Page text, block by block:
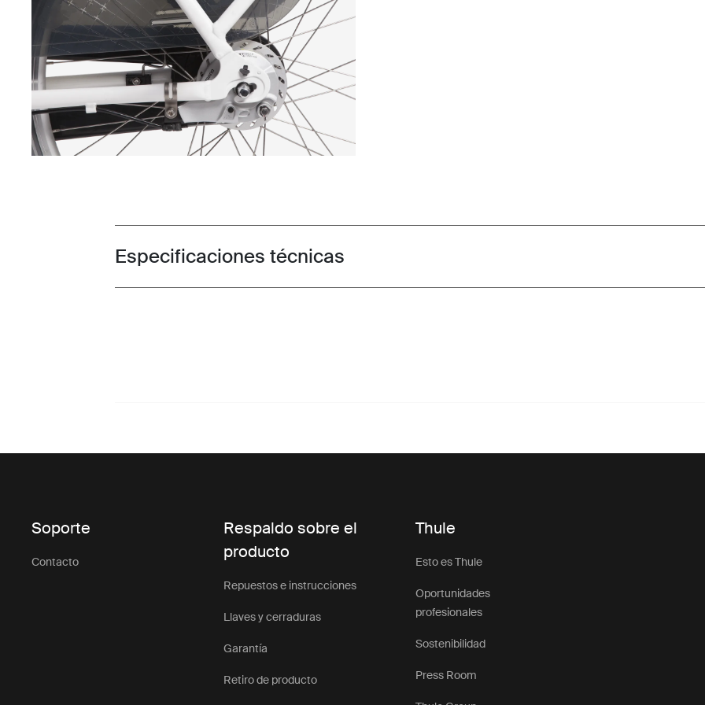
Toggle techspec
Especificaciones técnicas
Soporte
Contacto
Respaldo sobre el
producto
Repuestos e instrucciones
Llaves y cerraduras
Garantía
Retiro de producto
Thule
Esto es Thule
Oportunidades
profesionales
Sostenibilidad
Press Room